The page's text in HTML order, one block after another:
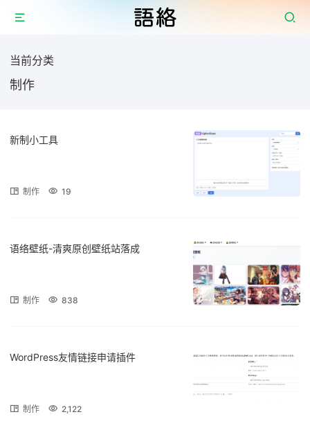
当前分类
制作
新制小工具
制作 19
语络壁纸-清爽原创壁纸站落成
制作 838
WordPress友情链接申请插件
制作 2,122